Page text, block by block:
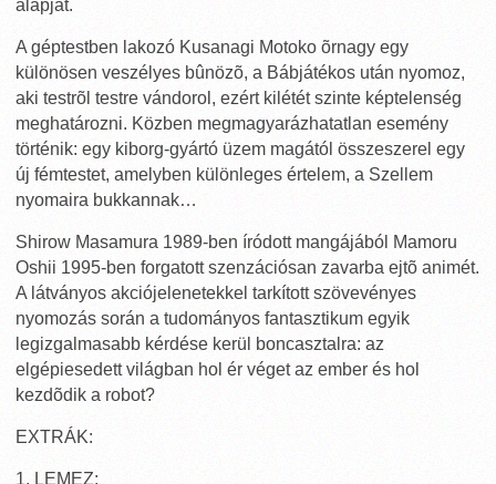
alapját.
A géptestben lakozó Kusanagi Motoko õrnagy egy
különösen veszélyes bûnözõ, a Bábjátékos után nyomoz,
aki testrõl testre vándorol, ezért kilétét szinte képtelenség
meghatározni. Közben megmagyarázhatatlan esemény
történik: egy kiborg-gyártó üzem magától összeszerel egy
új fémtestet, amelyben különleges értelem, a Szellem
nyomaira bukkannak…
Shirow Masamura 1989-ben íródott mangájából Mamoru
Oshii 1995-ben forgatott szenzációsan zavarba ejtõ animét.
A látványos akciójelenetekkel tarkított szövevényes
nyomozás során a tudományos fantasztikum egyik
legizgalmasabb kérdése kerül boncasztalra: az
elgépiesedett világban hol ér véget az ember és hol
kezdõdik a robot?
EXTRÁK:
1. LEMEZ: